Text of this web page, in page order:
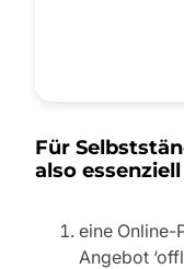
Für
also essenziell
eine Online-
Angebot